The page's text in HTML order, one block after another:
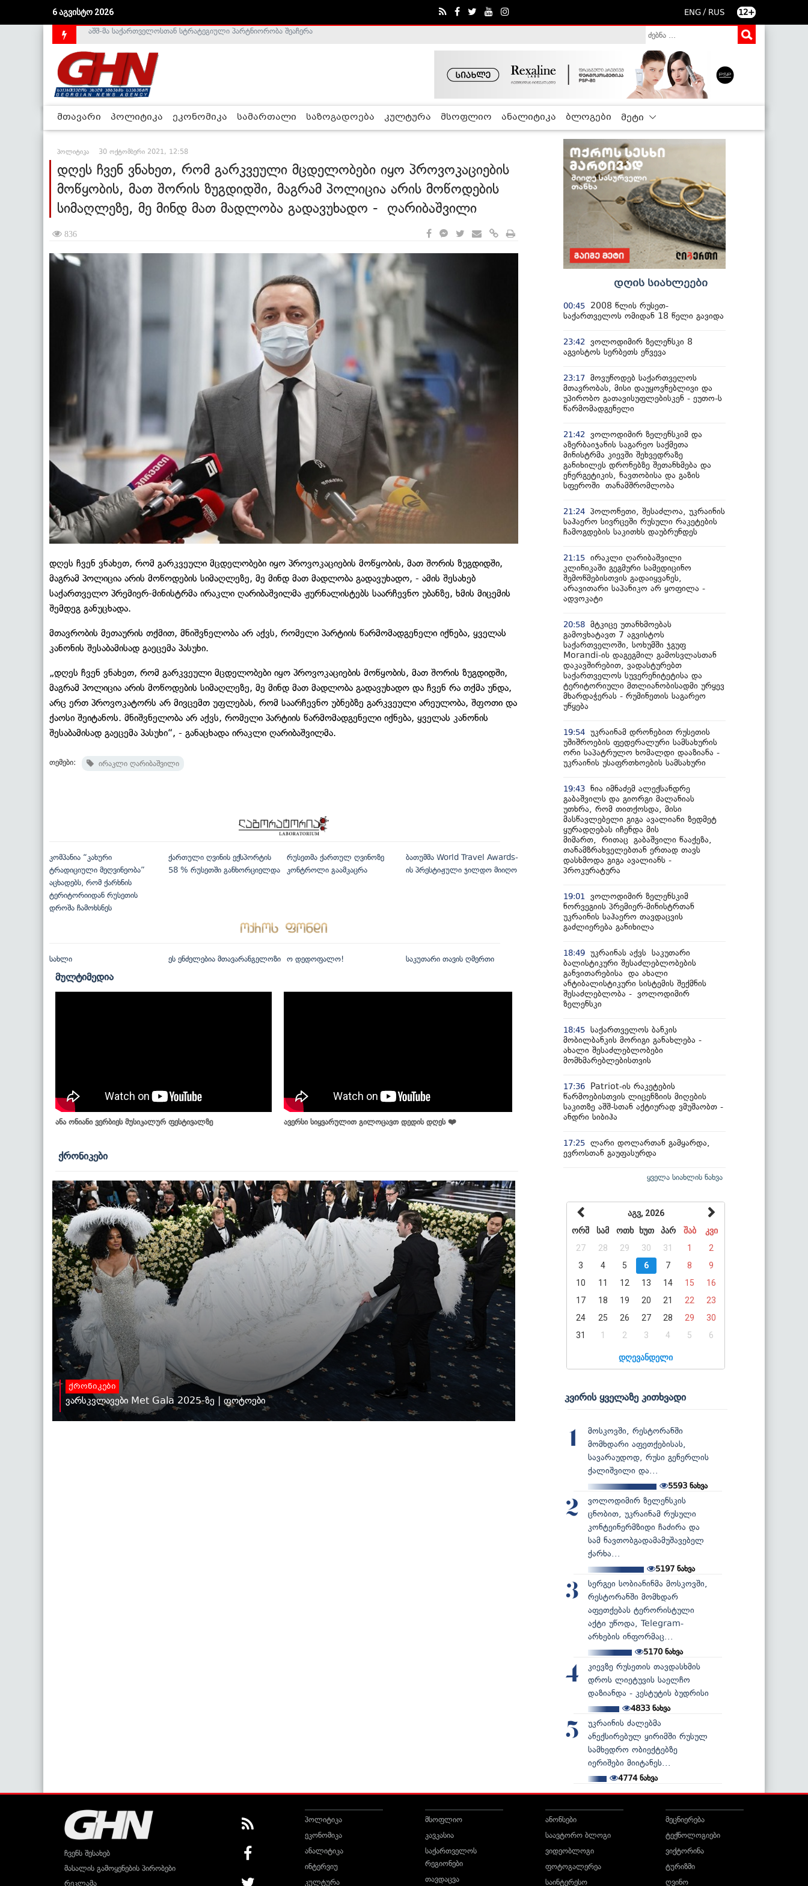
6 აგვისტო 2026 ENG / RUS 12+
საქართველოს დე-ფაქტო მთავრობა არალეგიტიმურია - ჰელსინკის კომისია
მთავარი პოლიტიკა ეკონომიკა სამართალი საზოგადოება კულტურა მსოფლიო ანალიტიკა ბლოგები მეტი
პოლიტიკა 30 ოქტომბერი 2021, 12:58
დღეს ჩვენ ვნახეთ, რომ გარკვეული მცდელობები იყო პროვოკაციების
მოწყობის, მათ შორის ზუგდიდში, მაგრამ პოლიცია არის მოწოდების
სიმაღლეზე, მე მინდ მათ მადლობა გადავუხადო - ღარიბაშვილი
836
დღეს ჩვენ ვნახეთ, რომ გარკვეული მცდელობები იყო პროვოკაციების მოწყობის, მათ შორის ზუგდიდში,
მაგრამ პოლიცია არის მოწოდების სიმაღლეზე, მე მინდ მათ მადლობა გადავუხადო, - ამის შესახებ
საქართველო პრემიერ-მინისტრმა ირაკლი ღარიბაშვილმა ჟურნალისტებს საარჩევნო უბანზე, ხმის მიცემის
შემდეგ განუცხადა.
მთავრობის მეთაურის თქმით, მნიშვნელობა არ აქვს, რომელი პარტიის წარმომადგენელი იქნება, ყველას
კანონის შესაბამისად გაეცემა პასუხი.
„დღეს ჩვენ ვნახეთ, რომ გარკვეული მცდელობები იყო პროვოკაციების მოწყობის, მათ შორის ზუგდიდში,
მაგრამ პოლიცია არის მოწოდების სიმაღლეზე, მე მინდ მათ მადლობა გადავუხადო და ჩვენ რა თქმა უნდა,
არც ერთ პროვოკატორს არ მივცემთ უფლებას, რომ საარჩევნო უბნებზე გარკვეული არეულობა, შფოთი და
ქაოსი შეიტანოს. მნიშვნელობა არ აქვს, რომელი პარტიის წარმომადგენელი იქნება, ყველას კანონის
შესაბამისად გაეცემა პასუხი“, - განაცხადა ირაკლი ღარიბაშვილმა.
თემები: ირაკლი ღარიბაშვილი
კომპანია “კახური
ტრადიციული მეღვინეობა”
აცხადებს, რომ ქარხნის
ტერიტორიიდან რუსეთის
დროშა ჩამოხსნეს
ქართული ღვინის ექსპორტის
58 % რუსეთში განხორციელდა
რუსეთმა ქართულ ღვინოზე
კონტროლი გაამკაცრა
ბათუმმა World Travel Awards-
ის პრესტიჟული ჯილდო მიიღო
სახლი ეს ენძელებია მთავარანგელოზი ო დედოფალო! საკუთარი თავის ღმერთი
მულტიმედია
ანა ონიანი ვერბიეს მუსიკალურ ფესტივალზე ავერსი სიყვარულით გილოცავთ დედის დღეს ❤️
ქრონიკები
ქრონიკები
ვარსკვლავები Met Gala 2025-ზე | ფოტოები
დღის სიახლეები
00:45
2008 წლის რუსეთ-
საქართველოს ომიდან 18 წელი გავიდა
23:42
ვოლოდიმირ ზელენსკი 8
აგვისტოს სერბეთს ეწვევა
23:17 მოვუწოდებ საქართველოს
მთავრობას, მისი დაუყოვნებლივი და
უპირობო გათავისუფლებისკენ - ეუთო-ს
წარმომადგენელი
21:42
ვოლოდიმირ ზელენსკიმ და
აზერბაიჯანის საგარეო საქმეთა
მინისტრმა კიევში შეხვედრაზე
განიხილეს დრონებზე შეთანხმება და
ენერგეტიკის, ნავთობისა და გაზის
სფეროში თანამშრომლობა
21:24 პოლონეთი, შესაძლოა, უკრაინის
საჰაერო სივრცეში რუსული რაკეტების
ჩამოგდების საკითხს დაუბრუნდეს
21:15 ირაკლი ღარიბაშვილი
კლინიკაში გეგმური სამედიცინო
შემოწმებისთვის გადაიყვანეს,
არავითარი საპანიკო არ ყოფილა -
ადვოკატი
20:58 მტკიცე უთანხმოებას
გამოვხატავთ 7 აგვისტოს
საქართველოში, სოხუმში ჯგუფ
Morandi-ის დაგეგმილ გამოსვლასთან
დაკავშირებით, ვადასტურებთ
საქართველოს სუვერენიტეტისა და
ტერიტორიული მთლიანობისადმი ურყევ
მხარდაჭერას - რუმინეთის საგარეო
უწყება
19:54 უკრაინამ დრონებით რუსეთის
უშიშროების ფედერალური სამსახურის
ორი საპატრულო ხომალდი დააზიანა -
უკრაინის უსაფრთხოების სამსახური
19:43 ნია იმნაძემ ალექსანდრე
გაბაშვილს და გიორგი მალანიას
უთხრა, რომ თითქოსდა, მისი
მასწავლებელი გიგა ავალიანი ზედმეტ
ყურადღებას იჩენდა მის
მიმართ, რითაც გაბაშვილი წააქეზა,
თანამზრახველებთან ერთად თავს
დასხმოდა გიგა ავალიანს -
პროკურატურა
19:01
ვოლოდიმირ ზელენსკიმ
ნორვეგიის პრემიერ-მინისტრთან
უკრაინის საჰაერო თავდაცვის
გაძლიერება განიხილა
18:49 უკრაინას აქვს საკუთარი
ბალისტიკური შესაძლებლობების
განვითარებისა და ახალი
ანტიბალისტიკური სისტემის შექმნის
შესაძლებლობა - ვოლოდიმირ
ზელენსკი
18:45 საქართველოს ბანკის
მობილბანკის მორიგი განახლება -
ახალი შესაძლებლობები
მომხმარებლებისთვის
17:36
Patriot-ის რაკეტების
წარმოებისთვის ლიცენზიის მიღების
საკითზე აშშ-სთან აქტიურად ვმუშაობთ -
ანდრი სიბიჰა
17:25 ლარი დოლართან გამყარდა,
ევროსთან გაუფასურდა
ყველა სიახლის ნახვა
აგვ, 2026
ორშ
სამ ოთხ ხუთ პარ შაბ
კვი
27
28 29 30 31 1
2
3
4 5 6 7 8
9
10
11 12 13 14 15
16
17
18 19 20 21 22
23
24
25 26 27 28 29
30
31
1 2 3 4 5 6
დღევანდელი
კვირის ყველაზე კითხვადი
1
მოსკოვში, რესტორანში
მომხდარი აფეთქებისას,
სავარაუდოდ, რუსი გენერლის
ქალიშვილი და...
5593 ნახვა
2
ვოლოდიმირ ზელენსკის
ცნობით, უკრაინამ რუსული
კონტეინერმზიდი ჩაძირა და
სამ ნავთობგადამამუშავებელ
ქარხა...
5197 ნახვა
3
სერგეი სობიანინმა მოსკოვში,
რესტორანში მომხდარ
აფეთქებას ტერორისტული
აქტი უწოდა, Telegram-
არხების ინფორმაც...
5170ნახვა
4
კიევზე რუსეთის თავდასხმის
დროს ლიეტუვის საელჩო
დაზიანდა - კესტუტის ბუდრისი
4833ნახვა
5
უკრაინის ძალებმა
ანექსირებულ ყირიმში რუსულ
სამხედრო ობიექტებზე
იერიშები მიიტანეს...
4774ნახვა
ჩვენს შესახებ
მასალის გამოყენების პირობები
რეკლამა
პოლიტიკა
ეკონომიკა
ანალიტიკა
ინტერვიუ
კულტურა
მსოფლიო
კავკასია
საქართველოს
რეგიონები
თავდაცვა
ანონსები
საავტორო ბლოგი
ვიდეობლოგი
ფოტოგალერეა
საინტერესო
მეცნიერება
ტექნოლოგიები
ვიქტორინა
ტურიზმი
ღვინო